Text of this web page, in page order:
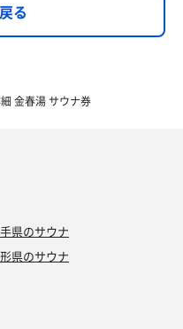
る
金春湯 サウナ券
県のサウナ
県のサウナ